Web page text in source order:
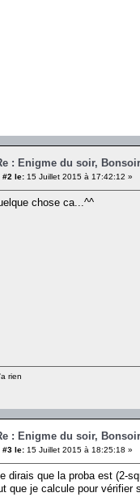
: Enigme du soir,
#2 le: 15 Juillet 2015 à 17:42:12 »
chose ca...^^
rien
: Enigme du soir,
#3 le: 15 Juillet 2015 à 18:25:18 »
dirais que la proba est (2-
que je calcule pour vérifier